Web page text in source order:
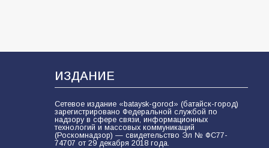
ИЗДАНИЕ
Сетевое издание «bataysk-gorod» (батайск-город)
зарегистрировано Федеральной службой по
надзору в сфере связи, информационных
технологий и массовых коммуникаций
(Роскомнадзор) — свидетельство Эл № ФС77-
74707 от 29 декабря 2018 года.